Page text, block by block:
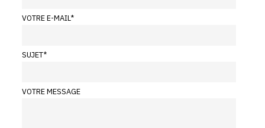
VOTRE E-MAIL*
SUJET*
VOTRE MESSAGE